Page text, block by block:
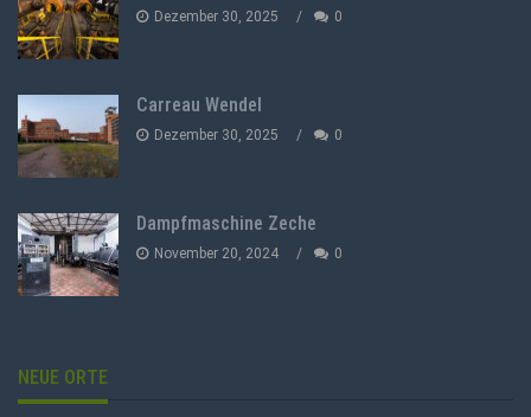
Dezember 30, 2025 0
Carreau Wendel
Dezember 30, 2025 0
Dampfmaschine Zeche
November 20, 2024 0
NEUE ORTE